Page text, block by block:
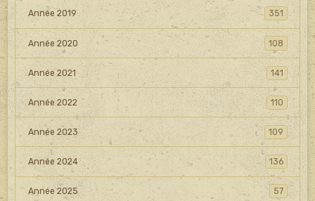
Année 2019 351
Année 2020 108
Année 2021 141
Année 2022 110
Année 2023 109
Année 2024 136
Année 2025 57